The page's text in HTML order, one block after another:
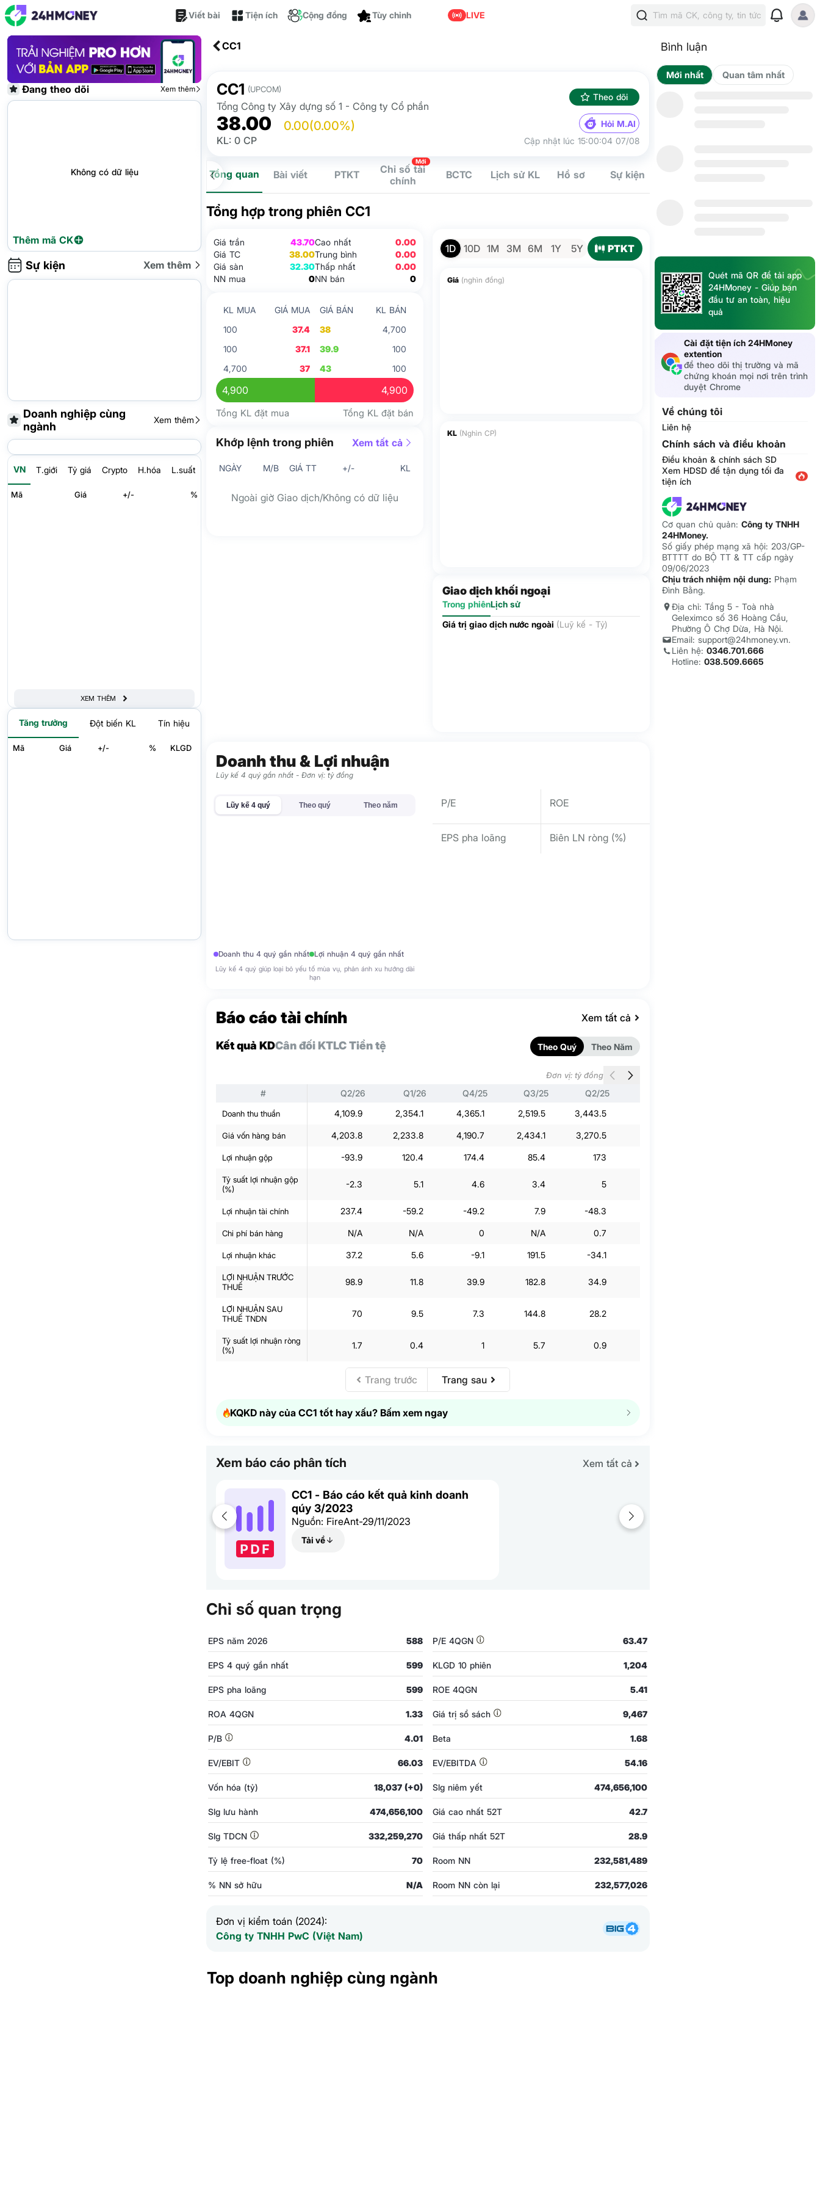
Viết bài Tiện ích
Cộng đồng
LIVE Tìm mã CK, công ty, tin tức
Đang theo dõi Xem thêm
Không có dữ liệu
Thêm mã CK
Sự kiện Xem thêm
Doanh nghiệp cùng
ngành
Xem thêm
VN T.giới Tỷ giá Crypto H.hóa L.suất
Mã Giá +/- %
XEM THÊM
Tăng trưởng Đột biến KL Tín hiệu
Mã Giá +/- % KLGD
CC1
CC1 (UPCOM)
Tổng Công ty Xây dựng số 1 - Công ty Cổ phần
Theo dõi
38.00 0.00(0.00%) Hỏi M.AI
KL: 0 CP Cập nhật lúc 15:00:04 07/08
Tổng quan Bài viết PTKT
Chỉ số tài
chính
Mới
BCTC Lịch sử KL Hồ sơ Sự kiện
Tổng hợp trong phiên CC1
Giá trần
43.70
Giá TC
38.00
Giá sàn
32.30
NN mua
0
Cao nhất
0.00
Trung bình
0.00
Thấp nhất
0.00
NN bán
0
KL MUA GIÁ MUA GIÁ BÁN
KL BÁN
100
37.4 38
4,700
100
37.1 39.9
100
4,700
37 43 100
4,900 4,900
Tổng KL đặt mua Tổng KL đặt bán
Khớp lệnh trong phiên Xem tất cả
NGÀY M/B GIÁ TT +/- KL
Ngoài giờ Giao dịch/Không có dữ liệu
1D 10D 1M 3M 6M 1Y 5Y PTKT
Giá (nghìn đồng)
KL (Nghìn CP)
Giao dịch khối ngoại
Trong phiênLịch sử
Giá trị giao dịch nước ngoài (Luỹ kế - Tỷ)
Doanh thu & Lợi nhuận
Lũy kế 4 quý gần nhất - Đơn vị: tỷ đồng
Lũy kế 4 quý Theo quý Theo năm
Doanh thu 4 quý gần nhất Lợi nhuận 4 quý gần nhất
Lũy kế 4 quý giúp loại bỏ yếu tố mùa vụ, phản ánh xu hướng dài
hạn
P/E ROE
EPS pha loãng Biên LN ròng (%)
Báo cáo tài chính Xem tất cả
Kết quả KDCân đối KTLC Tiền tệ Theo Quý Theo Năm
Đơn vị: tỷ đồng
# Q2/26 Q1/26 Q4/25 Q3/25 Q2/25
Doanh thu thuần 4,109.9 2,354.1 4,365.1 2,519.5 3,443.5
Giá vốn hàng bán 4,203.8 2,233.8 4,190.7 2,434.1 3,270.5
Lợi nhuận gộp -93.9 120.4 174.4 85.4 173
Tỷ suất lợi nhuận gộp
(%)
-2.3 5.1 4.6 3.4 5
Lợi nhuận tài chính 237.4 -59.2 -49.2 7.9 -48.3
Chi phí bán hàng N/A N/A 0 N/A 0.7
Lợi nhuận khác 37.2 5.6 -9.1 191.5 -34.1
LỢI NHUẬN TRƯỚC
THUẾ
98.9 11.8 39.9 182.8 34.9
LỢI NHUẬN SAU
THUẾ TNDN
70 9.5 7.3 144.8 28.2
Tỷ suất lợi nhuận ròng
(%)
1.7 0.4 1 5.7 0.9
Trang trước Trang sau
KQKD này của CC1 tốt hay xấu? Bấm xem ngay
Xem báo cáo phân tích Xem tất cả
CC1 - Báo cáo kết quả kinh doanh
qúy 3/2023
Nguồn: FireAnt-29/11/2023
Tải về
Chỉ số quan trọng
EPS năm 2026 588 P/E 4QGN 63.47
EPS 4 quý gần nhất 599 KLGD 10 phiên 1,204
EPS pha loãng 599 ROE 4QGN 5.41
ROA 4QGN 1.33 Giá trị sổ sách 9,467
P/B 4.01 Beta 1.68
EV/EBIT 66.03 EV/EBITDA 54.16
Vốn hóa (tỷ) 18,037 (+0) Slg niêm yết 474,656,100
Slg lưu hành 474,656,100 Giá cao nhất 52T 42.7
Slg TDCN 332,259,270 Giá thấp nhất 52T 28.9
Tỷ lệ free-float (%) 70 Room NN 232,581,489
% NN sở hữu N/A Room NN còn lại 232,577,026
Đơn vị kiểm toán (2024):
Công ty TNHH PwC (Việt Nam)
Top doanh nghiệp cùng ngành
Bình luận
Mới nhất
Quét mã QR để tải app
24HMoney - Giúp bạn
đầu tư an toàn, hiệu
quả
Cài đặt tiện ích 24HMoney
extention
để theo dõi thị trường và mã
chứng khoán mọi nơi trên trình
duyệt Chrome
Về chúng tôi
Liên hệ
Chính sách và điều khoản
Điều khoản & chính sách SD
Xem HDSD để tận dụng tối đa
tiện ích
Cơ quan chủ quản: Công ty TNHH
24HMoney.
Số giấy phép mạng xã hội: 203/GP-
BTTTT do BỘ TT & TT cấp ngày
09/06/2023
Chịu trách nhiệm nội dung: Phạm
Đình Bằng.
Địa chỉ: Tầng 5 - Toà nhà
Geleximco số 36 Hoàng Cầu,
Phường Ô Chợ Dừa, Hà Nội.
Email: support@24hmoney.vn.
Liên hệ: 0346.701.666
Hotline: 038.509.6665